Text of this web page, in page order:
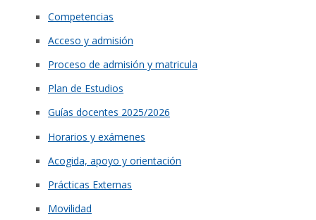
Competencias
Acceso y admisión
Proceso de admisión y matricula
Plan de Estudios
Guías docentes 2025/2026
Horarios y exámenes
Acogida, apoyo y orientación
Prácticas Externas
Movilidad